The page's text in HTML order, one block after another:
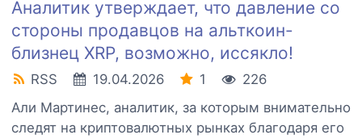
Аналитик утверждает, что давление со
стороны продавцов на альткоин-
близнец XRP, возможно, иссякло!
RSS 19.04.2026 1
226
Али Мартинес, аналитик, за которым внимательно
следят на криптовалютных рынках благодаря его